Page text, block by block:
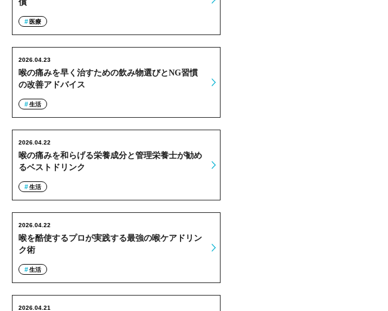
償
医療
喉の痛みを早く治すための飲み物選びとNG習慣
の改善アドバイス
2026.04.23
生活
喉の痛みを和らげる栄養成分と管理栄養士が勧め
るベストドリンク
2026.04.22
生活
喉を酷使するプロが実践する最強の喉ケアドリン
ク術
2026.04.22
生活
2026.04.21